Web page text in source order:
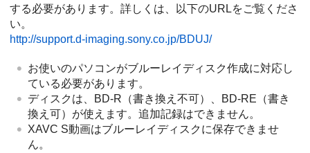
する必要があります。詳しくは、以下のURLをご覧くださ
い。
http://support.d-imaging.sony.co.jp/BDUJ/
お使いのパソコンがブルーレイディスク作成に対応し
ている必要があります。
ディスクは、BD-R（書き換え不可）、BD-RE（書き
換え可）が使えます。追加記録はできません。
XAVC S動画はブルーレイディスクに保存できませ
ん。